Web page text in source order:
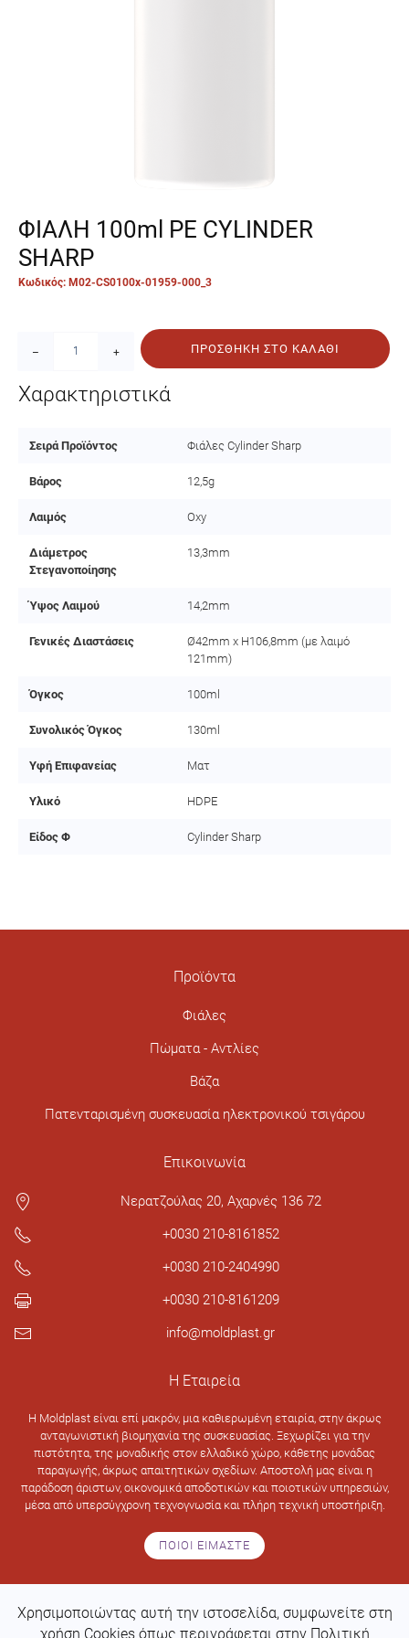
ΦΙΑΛΗ 100ml PE CYLINDER
SHARP
Κωδικός: M02-CS0100x-01959-000_3
– + ΠΡΟΣΘΉΚΗ ΣΤΟ ΚΑΛΆΘΙ
Χαρακτηριστικά
Σειρά Προϊόντος Φιάλες Cylinder Sharp
Βάρος 12,5g
Λαιμός Oxy
Διάμετρος
Στεγανοποίησης
13,3mm
Ύψος Λαιμού 14,2mm
Γενικές Διαστάσεις
Ø42mm x H106,8mm (με λαιμό
121mm)
Όγκος 100ml
Συνολικός Όγκος 130ml
Υφή Επιφανείας Ματ
Υλικό HDPE
Είδος Φ Cylinder Sharp
Προϊόντα
Φιάλες
Πώματα - Αντλίες
Βάζα
Πατενταρισμένη συσκευασία ηλεκτρονικού τσιγάρου
Επικοινωνία
Νερατζούλας 20, Αχαρνές 136 72
+0030 210-8161852
+0030 210-2404990
+0030 210-8161209
info@moldplast.gr
Η Εταιρεία
H Moldplast είναι επί μακρόν, μια καθιερωμένη εταιρία, στην άκρως
ανταγωνιστική βιομηχανία της συσκευασίας. Ξεχωρίζει για την
πιστότητα, της μοναδικής στον ελλαδικό χώρο, κάθετης μονάδας
παραγωγής, άκρως απαιτητικών σχεδίων. Αποστολή μας είναι η
παράδοση άριστων, οικονομικά αποδοτικών και ποιοτικών υπηρεσιών,
μέσα από υπερσύγχρονη τεχνογνωσία και πλήρη τεχνική υποστήριξη.
ΠΟΙΟΙ ΕΙΜΑΣΤΕ
Design & development by Web Intelligence
Χρησιμοποιώντας αυτή την ιστοσελίδα, συμφωνείτε στη
χρήση Cookies όπως περιγράφεται στην Πολιτική